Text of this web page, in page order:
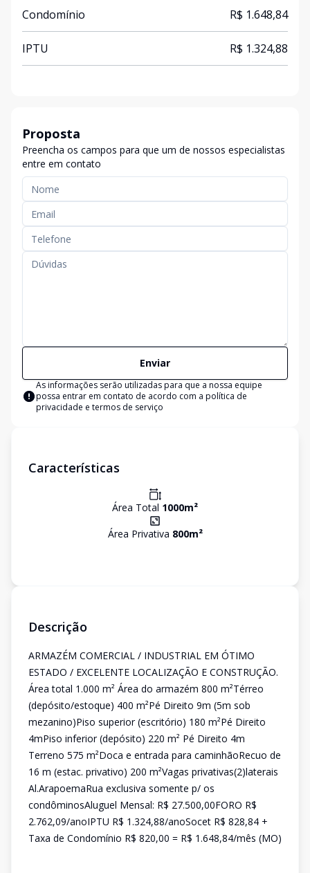
Condomínio R$ 1.648,84
IPTU R$ 1.324,88
Proposta
Preencha os campos para que um de nossos especialistas
entre em contato
Enviar
As informações serão utilizadas para que a nossa equipe
possa entrar em contato de acordo com a política de
privacidade e termos de serviço
Características
Área Total 1000m²
Área Privativa 800m²
Descrição
ARMAZÉM COMERCIAL / INDUSTRIAL EM ÓTIMO
ESTADO / EXCELENTE LOCALIZAÇÃO E CONSTRUÇÃO.
Área total 1.000 m² Área do armazém 800 m²Térreo
(depósito/estoque) 400 m²Pé Direito 9m (5m sob
mezanino)Piso superior (escritório) 180 m²Pé Direito
4mPiso inferior (depósito) 220 m² Pé Direito 4m
Terreno 575 m²Doca e entrada para caminhãoRecuo de
16 m (estac. privativo) 200 m²Vagas privativas(2)laterais
Al.ArapoemaRua exclusiva somente p/ os
condôminosAluguel Mensal: R$ 27.500,00FORO R$
2.762,09/anoIPTU R$ 1.324,88/anoSocet R$ 828,84 +
Taxa de Condomínio R$ 820,00 = R$ 1.648,84/mês (MO)